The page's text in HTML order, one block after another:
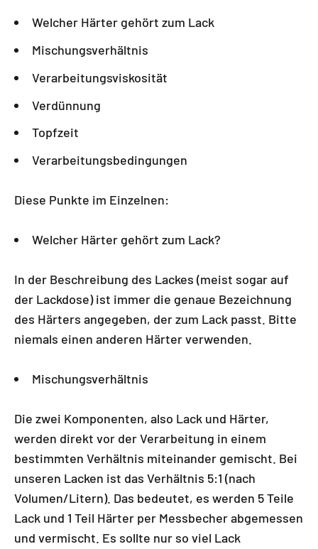
Welcher Härter gehört zum Lack
Mischungsverhältnis
Verarbeitungsviskosität
Verdünnung
Topfzeit
Verarbeitungsbedingungen
Diese Punkte im Einzelnen:
Welcher Härter gehört zum Lack?
In der Beschreibung des Lackes (meist sogar auf
der Lackdose) ist immer die genaue Bezeichnung
des Härters angegeben, der zum Lack passt. Bitte
niemals einen anderen Härter verwenden.
Mischungsverhältnis
Die zwei Komponenten, also Lack und Härter,
werden direkt vor der Verarbeitung in einem
bestimmten Verhältnis miteinander gemischt. Bei
unseren Lacken ist das Verhältnis 5:1 (nach
Volumen/Litern). Das bedeutet, es werden 5 Teile
Lack und 1 Teil Härter per Messbecher abgemessen
und vermischt. Es sollte nur so viel Lack